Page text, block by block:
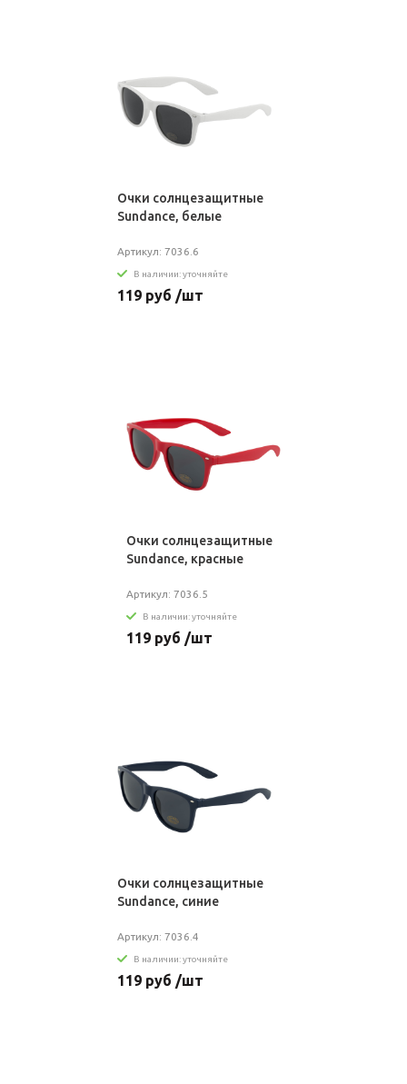
Очки солнцезащитные
Sundance, белые
Артикул: 7036.6
В наличии: уточняйте
119 руб /шт
Очки солнцезащитные
Sundance, красные
Артикул: 7036.5
В наличии: уточняйте
119 руб /шт
Очки солнцезащитные
Sundance, синие
Артикул: 7036.4
В наличии: уточняйте
119 руб /шт